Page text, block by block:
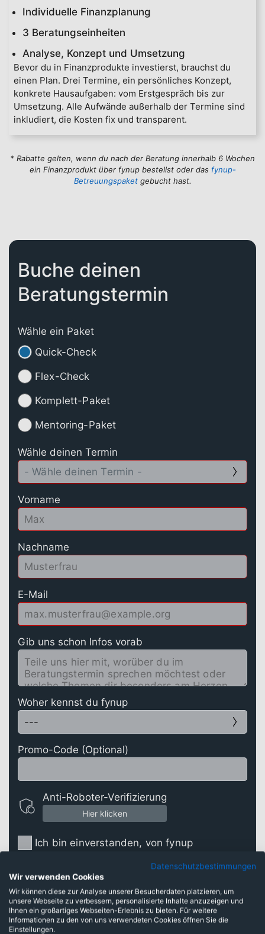
Individuelle Finanzplanung
3 Beratungseinheiten
Analyse, Konzept und Umsetzung
Bevor du in Finanzprodukte investierst, brauchst du
einen Plan. Drei Termine, ein persönliches Konzept,
konkrete Hausaufgaben: vom Erstgespräch bis zur
Umsetzung. Alle Aufwände außerhalb der Termine sind
inkludiert, die Kosten fix und transparent.
* Rabatte gelten, wenn du nach der Beratung innerhalb 6 Wochen
ein Finanzprodukt über fynup bestellst oder das fynup-
Betreuungspaketgebucht hast.
Buche deinen
Beratungstermin
Wähle ein Paket
Quick-Check
Flex-Check
Komplett-Paket
Mentoring-Paket
Wähle deinen Termin
Vorname
Nachname
E-Mail
Gib uns schon Infos vorab
Woher kennst du fynup
Promo-Code (Optional)
Anti-Roboter-Verifizierung
Hier klicken
Ich bin einverstanden, von fynup
Termin sichern
Datenschutzbestimmungen
Wir verwenden Cookies
Wir können diese zur Analyse unserer Besucherdaten platzieren, um
unsere Webseite zu verbessern, personalisierte Inhalte anzuzeigen und
Ihnen ein großartiges Webseiten-Erlebnis zu bieten. Für weitere
Informationen zu den von uns verwendeten Cookies öffnen Sie die
Einstellungen.